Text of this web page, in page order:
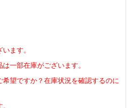
ます。
一部在庫がございます。
望ですか？在庫状況を確認するのに